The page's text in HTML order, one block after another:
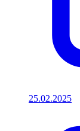
25.02.2025